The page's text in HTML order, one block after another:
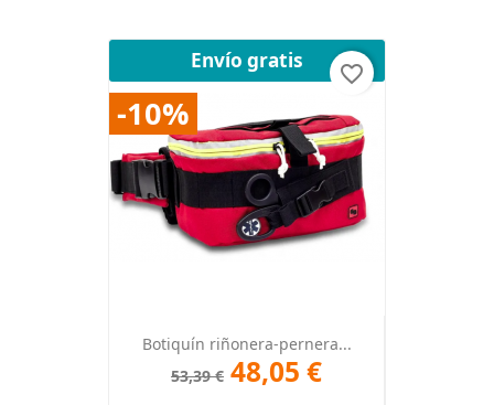
Botiquín riñonera-pernera...
53,39 € 48,05 €
Envío gratis
-10%
favorite_border